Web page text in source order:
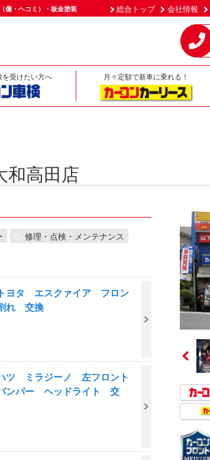
傷・ヘコミ）・板金塗装 総合トップ 会社情報
を受けたい方へ 月々定額で新車に乗れる！
和高田店
修理・点検・メンテナンス
ヨタ エスクァイア フロン
れ 交換
ミラジーノ 左フロント
ンパー ヘッドライト 交